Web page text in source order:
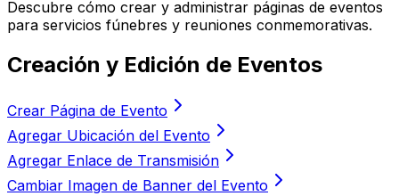
Descubre cómo crear y administrar páginas de eventos
para servicios fúnebres y reuniones conmemorativas.
Creación y Edición de Eventos
Crear Página de Evento
Agregar Ubicación del Evento
Agregar Enlace de Transmisión
Cambiar Imagen de Banner del Evento